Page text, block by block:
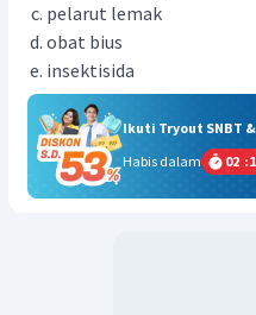
pelarut lemak
obat bius
insektisida
Ikuti Tryout SNBT
Habis dalam
02 :